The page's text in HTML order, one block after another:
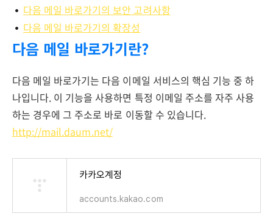
다음 메일 바로가기의 보안 고려사항
다음 메일 바로가기의 확장성
다음 메일 바로가기란?
다음 메일 바로가기는 다음 이메일 서비스의 핵심 기능 중 하
나입니다. 이 기능을 사용하면 특정 이메일 주소를 자주 사용
하는 경우에 그 주소로 바로 이동할 수 있습니다.
http://mail.daum.net/
카카오계정
accounts.kakao.com